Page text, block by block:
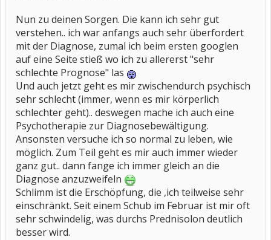
Nun zu deinen Sorgen. Die kann ich sehr gut
verstehen.. ich war anfangs auch sehr überfordert
mit der Diagnose, zumal ich beim ersten googlen
auf eine Seite stieß wo ich zu allererst "sehr
schlechte Prognose" las
Und auch jetzt geht es mir zwischendurch psychisch
sehr schlecht (immer, wenn es mir körperlich
schlechter geht).. deswegen mache ich auch eine
Psychotherapie zur Diagnosebewältigung.
Ansonsten versuche ich so normal zu leben, wie
möglich. Zum Teil geht es mir auch immer wieder
ganz gut.. dann fange ich immer gleich an die
Diagnose anzuzweifeln
Schlimm ist die Erschöpfung, die ,ich teilweise sehr
einschränkt. Seit einem Schub im Februar ist mir oft
sehr schwindelig, was durchs Prednisolon deutlich
besser wird.